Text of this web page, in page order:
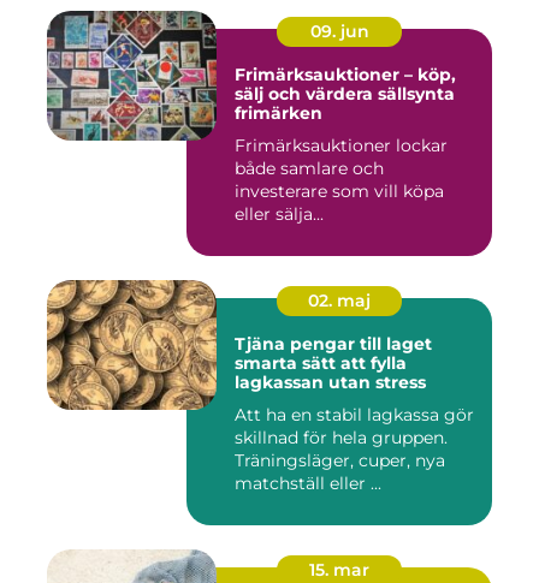
09. jun
Frimärksauktioner – köp,
sälj och värdera sällsynta
frimärken
Frimärksauktioner lockar
både samlare och
investerare som vill köpa
eller sälja...
02. maj
Tjäna pengar till laget
smarta sätt att fylla
lagkassan utan stress
Att ha en stabil lagkassa gör
skillnad för hela gruppen.
Träningsläger, cuper, nya
matchställ eller ...
15. mar